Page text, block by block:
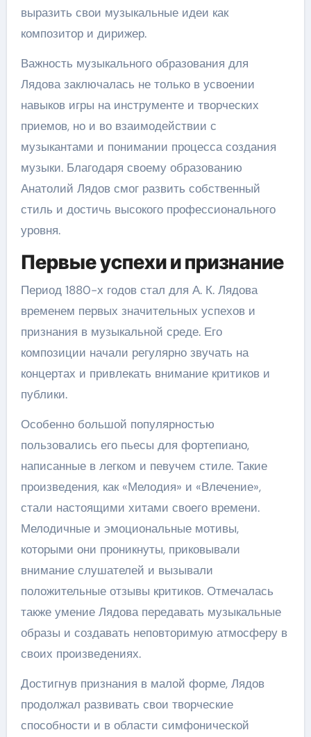
выразить свои музыкальные идеи как
композитор и дирижер.
Важность музыкального образования для
Лядова заключалась не только в усвоении
навыков игры на инструменте и творческих
приемов, но и во взаимодействии с
музыкантами и понимании процесса создания
музыки. Благодаря своему образованию
Анатолий Лядов смог развить собственный
стиль и достичь высокого профессионального
уровня.
Первые успехи и признание
Период 1880-х годов стал для А. К. Лядова
временем первых значительных успехов и
признания в музыкальной среде. Его
композиции начали регулярно звучать на
концертах и привлекать внимание критиков и
публики.
Особенно большой популярностью
пользовались его пьесы для фортепиано,
написанные в легком и певучем стиле. Такие
произведения, как «Мелодия» и «Влечение»,
стали настоящими хитами своего времени.
Мелодичные и эмоциональные мотивы,
которыми они проникнуты, приковывали
внимание слушателей и вызывали
положительные отзывы критиков. Отмечалась
также умение Лядова передавать музыкальные
образы и создавать неповторимую атмосферу в
своих произведениях.
Достигнув признания в малой форме, Лядов
продолжал развивать свои творческие
способности и в области симфонической